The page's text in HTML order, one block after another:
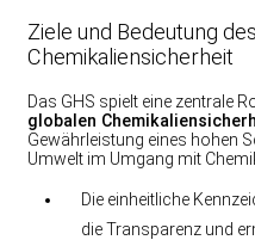
Ziele und Bedeutung
Chemikaliensicherheit
Das GHS spielt eine zentrale
globalen
Gewährleistung eines hohen
Umwelt im Umgang mit
Die einheitliche
die Transparenz und